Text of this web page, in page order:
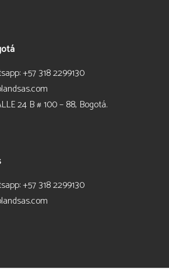
+57 318 2299130
24 B # 100 – 88, Bogotá.
+57 318 2299130